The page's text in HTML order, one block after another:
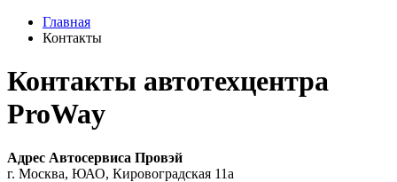
Главная
Контакты
Контакты автотехцентра
ProWay
Адрес Автосервиса Провэй
г. Москва, ЮАО, Кировоградская 11а